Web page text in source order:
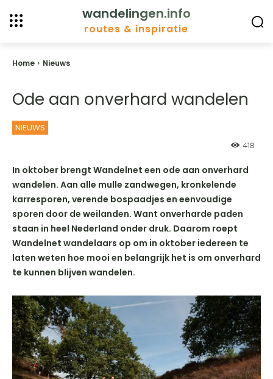
wandelingen.info
routes & inspiratie
Home Nieuws
Ode aan onverhard wandelen
NIEUWS
418
In oktober brengt Wandelnet een ode aan onverhard
wandelen. Aan alle mulle zandwegen, kronkelende
karresporen, verende bospaadjes en eenvoudige
sporen door de weilanden. Want onverharde paden
staan in heel Nederland onder druk. Daarom roept
Wandelnet wandelaars op om in oktober iedereen te
laten weten hoe mooi en belangrijk het is om onverhard
te kunnen blijven wandelen.